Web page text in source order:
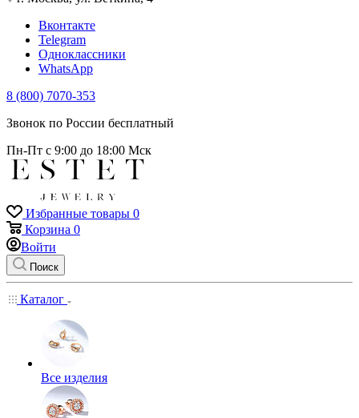
Вконтакте
Telegram
Одноклассники
WhatsApp
8 (800) 7070-353
Звонок по России бесплатный
Пн-Пт с 9:00 до 18:00 Мск
Избранные товары 0
Корзина 0
Войти
Поиск
Каталог
Все изделия